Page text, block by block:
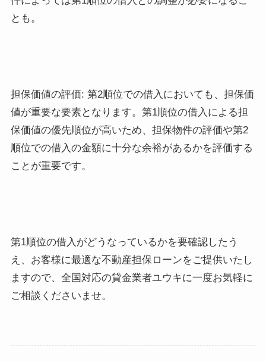
とも。
担保価値の評価: 第2順位での借入においても、担保価
値が重要な要素となります。第1順位の借入による担
保価値の優先順位が高いため、担保物件の評価や第2
順位での借入の金額に十分な余裕があるかを評価する
ことが重要です。
第1順位の借入がどうなっているかを要確認したう
え、お客様に最適な不動産担保ローンをご提供いたし
ますので、全国対応の貸金業者ユウキに一度お気軽に
ご相談くださいませ。